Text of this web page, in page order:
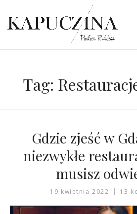
Tag:
Gdzie zjeść w
niezwykłe
musisz
19 kwietnia 2022 13